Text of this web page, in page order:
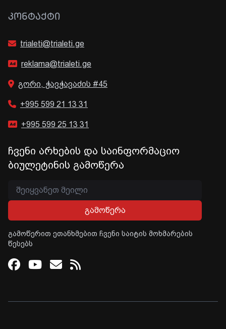
ᲙᲝᲜᲢᲐᲥᲢᲘ
trialeti@trialeti.ge
reklama@trialeti.ge
გორი, ჭავჭავაძის #45
+995 599 21 13 31
+995 599 25 13 31
ჩვენი არხების და საინფორმაციო
ბიულეტინის გამოწერა
გამოწერა
გამოწერით ეთანხმებით ჩვენი საიტის მოხმარების
წესებს
Facebook
Youtube
Email
RSS